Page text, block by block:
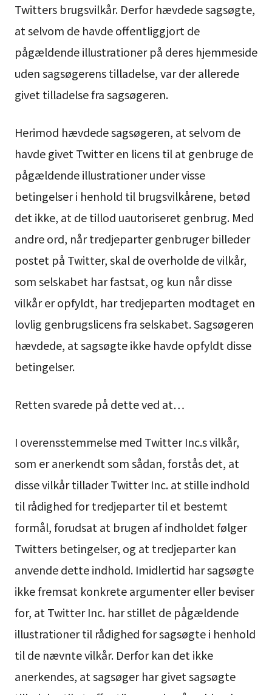
Twitters brugsvilkår. Derfor hævdede sagsøgte,
at selvom de havde offentliggjort de
pågældende illustrationer på deres hjemmeside
uden sagsøgerens tilladelse, var der allerede
givet tilladelse fra sagsøgeren.
Herimod hævdede sagsøgeren, at selvom de
havde givet Twitter en licens til at genbruge de
pågældende illustrationer under visse
betingelser i henhold til brugsvilkårene, betød
det ikke, at de tillod uautoriseret genbrug. Med
andre ord, når tredjeparter genbruger billeder
postet på Twitter, skal de overholde de vilkår,
som selskabet har fastsat, og kun når disse
vilkår er opfyldt, har tredjeparten modtaget en
lovlig genbrugslicens fra selskabet. Sagsøgeren
hævdede, at sagsøgte ikke havde opfyldt disse
betingelser.
Retten svarede på dette ved at…
I overensstemmelse med Twitter Inc.s vilkår,
som er anerkendt som sådan, forstås det, at
disse vilkår tillader Twitter Inc. at stille indhold
til rådighed for tredjeparter til et bestemt
formål, forudsat at brugen af indholdet følger
Twitters betingelser, og at tredjeparter kan
anvende dette indhold. Imidlertid har sagsøgte
ikke fremsat konkrete argumenter eller beviser
for, at Twitter Inc. har stillet de pågældende
illustrationer til rådighed for sagsøgte i henhold
til de nævnte vilkår. Derfor kan det ikke
anerkendes, at sagsøger har givet sagsøgte